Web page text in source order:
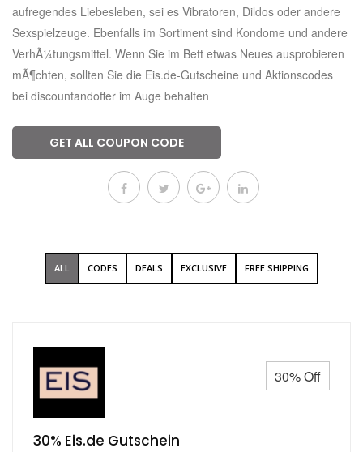
aufregendes Liebesleben, sei es Vibratoren, Dildos oder andere
Sexspielzeuge. Ebenfalls im Sortiment sind Kondome und andere
VerhÃ¼tungsmittel. Wenn Sie im Bett etwas Neues ausprobieren
mÃ¶chten, sollten Sie die Eis.de-Gutscheine und Aktionscodes
bei discountandoffer im Auge behalten
GET ALL COUPON CODE
ALL CODES DEALS EXCLUSIVE FREE SHIPPING
30% Off
30% Eis.de Gutschein